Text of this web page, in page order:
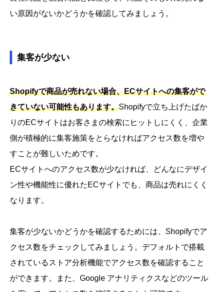
い原因がないかどうかを確認してみましょう。
集客が少ない
Shopifyで商品が売れない場合、ECサイトへの集客がで
きていない可能性もあります。Shopifyで立ち上げたばか
りのECサイトはお客さまの検索にヒットしにくく、企業
側が積極的に集客施策をとらなければアクセス数を増や
すことが難しいためです。
ECサイトへのアクセス数が少なければ、どんなにデザイ
ン性や機能性に優れたECサイトでも、商品は売れにくく
なります。
集客が少ないかどうかを確認するためには、Shopifyでア
クセス数をチェックしてみましょう。デフォルトで搭載
されているストア分析機能でアクセス数を確認すること
ができます。また、Google アナリティクスなどのツール